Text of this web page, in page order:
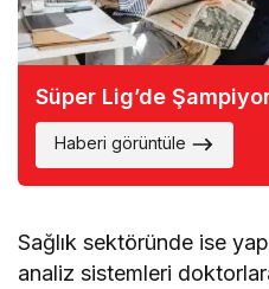
Süper Lig’de
Haberi görüntüle
Sağlık sektöründe ise
analiz sistemleri